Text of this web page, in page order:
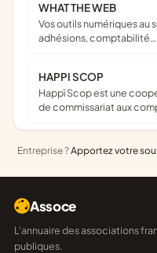
WHAT THE WEB
Vos outils numériques au service de votre mission : site web,
adhésions, comptabilité…
HAPPI SCOP
Happï Scop est une coopérative d’expertise comptable &
de commissariat aux
Entreprise ?Apportez votre
Assoce
L'annuaire des associations françaises, construit sur les données
publiques.